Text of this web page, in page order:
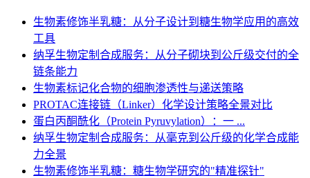
生物素修饰半乳糖：从分子设计到糖生物学应用的高效
工具
纳孚生物定制合成服务：从分子砌块到公斤级交付的全
链条能力
生物素标记化合物的细胞渗透性与递送策略
PROTAC连接链（Linker）化学设计策略全景对比
蛋白丙酮酰化（Protein Pyruvylation）：一 ...
纳孚生物定制合成服务：从毫克到公斤级的化学合成能
力全景
生物素修饰半乳糖：糖生物学研究的"精准探针"